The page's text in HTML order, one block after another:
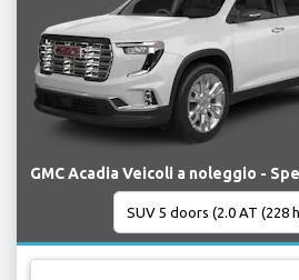
GMC Acadia Veicoli a noleggio -